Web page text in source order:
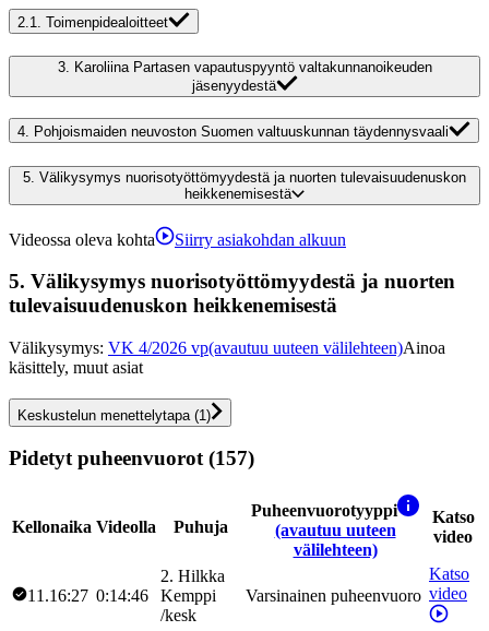
2.1. Toimenpidealoitteet
3. Karoliina Partasen vapautuspyyntö valtakunnanoikeuden
jäsenyydestä
4. Pohjoismaiden neuvoston Suomen valtuuskunnan täydennysvaali
5. Välikysymys nuorisotyöttömyydestä ja nuorten tulevaisuudenuskon
heikkenemisestä
Videossa oleva kohta Siirry asiakohdan alkuun
5. Välikysymys nuorisotyöttömyydestä ja nuorten
tulevaisuudenuskon heikkenemisestä
Välikysymys: VK 4/2026 vp(avautuu uuteen välilehteen)Ainoa
käsittely, muut asiat
Keskustelun menettelytapa (1 )
Pidetyt puheenvuorot (157)
Kellonaika Videolla Puhuja
Puheenvuorotyyppi
(avautuu uuteen
välilehteen)
Katso
video
11.16:27 0:14:46
2. Hilkka
Kemppi
/kesk
Varsinainen puheenvuoro
Katso
video